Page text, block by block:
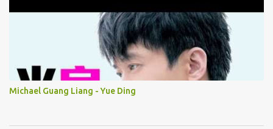
Michael Guang Liang - Yue Ding